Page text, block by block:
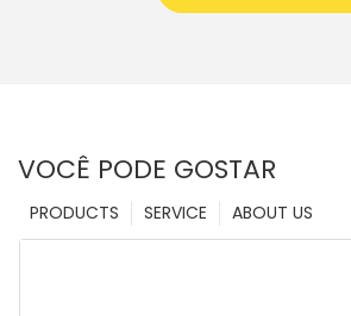
VOCÊ PODE GOSTAR
ABOUT US
SERVICE
PRODUCTS